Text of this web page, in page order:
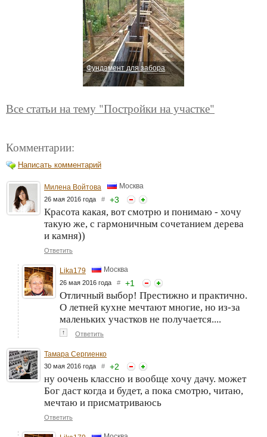
Фундамент для забора
Все статьи на тему "Постройки на участке"
Комментарии:
Написать комментарий
Милена Войтова Москва
26 мая 2016 года # +3
Красота какая, вот смотрю и понимаю - хочу
такую же, с гармоничным сочетанием дерева
и камня))
Ответить
Lika179 Москва
26 мая 2016 года # +1
Отличный выбор! Престижно и практично.
О летней кухне мечтают многие, но из-за
маленьких участков не получается....
↑ Ответить
Тамара Сергиенко
30 мая 2016 года # +2
ну оочень классно и вообще хочу дачу. может
Бог даст когда и будет, а пока смотрю, читаю,
мечтаю и присматриваюсь
Ответить